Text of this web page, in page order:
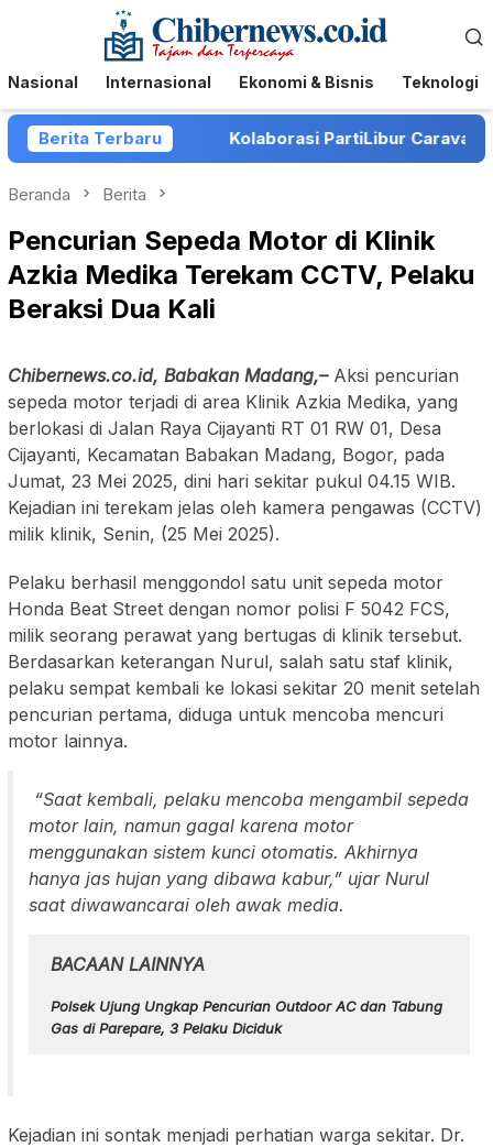
Menu
Mobile
Nasional Internasional Ekonomi & Bisnis Teknologi
Berita TerbaruKolaborasi PartiLibur Caravan dan
Beranda Berita
Pencurian Sepeda Motor di Klinik
Azkia Medika Terekam CCTV, Pelaku
Beraksi Dua Kali
Chibernews.co.id, Babakan Madang,–Aksi pencurian
sepeda motor terjadi di area Klinik Azkia Medika, yang
berlokasi di Jalan Raya Cijayanti RT 01 RW 01, Desa
Cijayanti, Kecamatan Babakan Madang, Bogor, pada
Jumat, 23 Mei 2025, dini hari sekitar pukul 04.15 WIB.
Kejadian ini terekam jelas oleh kamera pengawas (CCTV)
milik klinik, Senin, (25 Mei 2025).
Pelaku berhasil menggondol satu unit sepeda motor
Honda Beat Street dengan nomor polisi F 5042 FCS,
milik seorang perawat yang bertugas di klinik tersebut.
Berdasarkan keterangan Nurul, salah satu staf klinik,
pelaku sempat kembali ke lokasi sekitar 20 menit setelah
pencurian pertama, diduga untuk mencoba mencuri
motor lainnya.
“Saat kembali, pelaku mencoba mengambil sepeda
motor lain, namun gagal karena motor
menggunakan sistem kunci otomatis. Akhirnya
hanya jas hujan yang dibawa kabur,” ujar Nurul
saat diwawancarai oleh awak media.
BACAAN LAINNYA
Polsek Ujung Ungkap Pencurian Outdoor AC dan Tabung
Gas di Parepare, 3 Pelaku Diciduk
Kejadian ini sontak menjadi perhatian warga sekitar. Dr.